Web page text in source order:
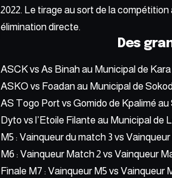
2022. Le tirage au sort de la
élimination directe.
Des
ASCK vs As Binah au Municipal de Kara
ASKO vs Foadan au Municipal de
AS Togo Port vs Gomido de Kpalimé
Dyto vs l’Etoile Filante au Municipal de
M5 : Vainqueur du match 3 vs
M6 : Vainqueur Match 2 vs Vainqueur
Finale M7 : Vainqueur M5 vs Vainqueur